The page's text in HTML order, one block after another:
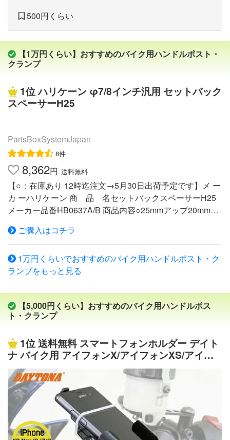
500円くらい
【1万円くらい】おすすめのバイク用ハンドルポスト・
クランプ
1位ハリケーン φ7/8インチ汎用 セットバック
スペーサーH25
PartsBoxSystemJapan
8件
8,362円 送料無料
【○：在庫あり 12時迄注文→5月30日出荷予定です】メ ー
カ ーハリケーン 商 品 名セットバックスペーサーH25
メーカー品番HB0637A/B 商品内容○25mmアップ20mmバ
5mm〜35mm○ノーマルハンドル、ケーブル、ブレーキホ
ースのままで少しポジション変更を…とお考えの方におす
すめします。ボルトオン、しかも短時間で取付けできま
す。○アルミ合金削り出しポリッシュアルマイト○M8ソケ
ットボルトはステンレス製 適合車種・汎用タイプφ7/8イ
ンチハンドル用※取付けるには、ケ−ブル、ブレ−キホ−ス
等に30mm以上の余裕が必要。 定 価8,400円(税込)
商品状態新品（未開封・未使用）hb0637a_b【在庫表示に
ーカー在庫を含めた流動的な在庫になりますので 購入の
タイミングで欠品になる可能性もございます。 そのよう
な場合は何卒、ご了承下さいませ。 ※在庫ありの商品は当
日14時頃までの注文分は翌営業日に出荷可能となります。
※当日出荷には対応致しておりませんので予めご了承下さ
い。 ※発送業務の混雑状況により記載納期を多少前後する
場合がございます。予めご了承下さい。
ご購入はコチラ
1万円くらいでおすすめのバイク用ハンドルポスト・ク
ランプをもっと見る
【5,000円くらい】おすすめのバイク用ハンドルポス
ト・クランプ
1位送料無料 スマートフォンホルダー デイト
ナ バイク用 アイフォンX/アイフォンXS/アイフ
ォンXR/アイフォンX MAX/アイフォン8/アイフォ
ン7/アイフォン6 対応 リジットタイプ 92601 /ク
イックタイプ 92602 WIDE IH-550D あす楽対応
お買い物マラソン 開催